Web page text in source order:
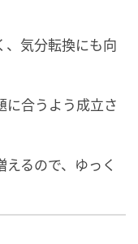
、気分転換にも向
に合うよう成立さ
るので、ゆっく